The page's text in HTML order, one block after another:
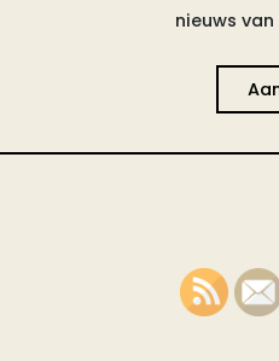
nieuws